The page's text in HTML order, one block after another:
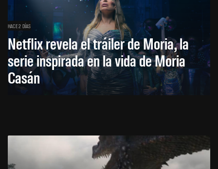
HACE 2 DÍAS
Netflix revela el tráiler de Moria, la
serie inspirada en la vida de Moria
Casán